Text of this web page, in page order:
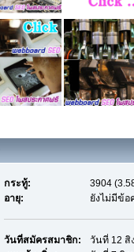
กระทู้:
3904
อายุ:
ยังไม่มีข้อ
วันที่สมัครสมาชิก:
วันที่ 12 สิ